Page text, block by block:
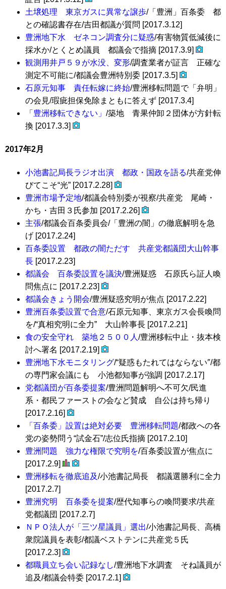
土壌処理 東京ガスに異常な譲歩/「豊洲」百条委 都
との確認書存在/吉田都議が質問 [2017.3.12]
豊洲地下水 ゼネコン調査分に疑惑/有害物質低減後に
採水か/とくとめ議員 都議会で指摘 [2017.3.9]
観測用井戸５９が水没、変形/調査業者が証言 正確な
測定不可能に/都議会豊洲特別委 [2017.3.5]
石原元知事 責任転嫁に終始/豊洲移転問題で「弁明」
の会見/瑕疵担保免除まともに答えず [2017.3.4]
「豊洲移転できない」 /築地 青果仲卸２団体が方針転
換 [2017.3.3]
2017年2月
小池書記局長ラジオ出演 都政・国政を語る/共産党伸
びてこそ“光” [2017.2.28]
豊洲市場予定地/都議会特別委が視察/共産党 尾崎・
かち・吉田３氏参加 [2017.2.26]
主張/都議会百条委員会/「豊洲の闇」の徹底解明を急
げ [2017.2.24]
百条委設置 都政の闇ただす 共産党都議団大山幹事
長 [2017.2.23]
都議会 百条委設置を議決/豊洲疑惑 石原氏ら証人喚
問焦点に [2017.2.23]
都議会きょう開会/豊洲疑惑究明が焦点 [2017.2.22]
豊洲百条委設置で合意/石原元知事、東京ガス会長喚問
を/“真相究明に全力” 大山幹事長 [2017.2.21]
食の安全守れ 築地２５００人/豊洲移転中止・抜本検
討へ署名 [2017.2.19]
豊洲地下水モニタリング/“疑惑もたれてはならない″/都
の専門家会議にも 小池都知事が強調 [2017.2.17]
党都議団が百条委提案/豊洲問題解明へ不可欠/民進
系・都民ファーストの会など賛成 自公は持ち帰り
[2017.2.16]
「百条委」設置は絶対必要 豊洲移転問題/都政への各
党の姿勢問う“試金石”/志位氏指摘 [2017.2.10]
豊洲問題 強力な権限で究明を/百条委設置が焦点に
[2017.2.9]
豊洲移転を徹底追及/小池書記局長 都議選勝利に全力
[2017.2.7]
豊洲究明 百条委を提案/歴代知事らの喚問要求/共産
党都議団 [2017.2.7]
ＮＰＯ法人が「三ツ星議員」選出/小池書記局長、高橋
衆院議員を表彰/都議ベストテンに共産党５氏
[2017.2.3]
都職員立ち会い記録なし/豊洲地下水調査 そね議員が
追及/都議会特委 [2017.2.1]